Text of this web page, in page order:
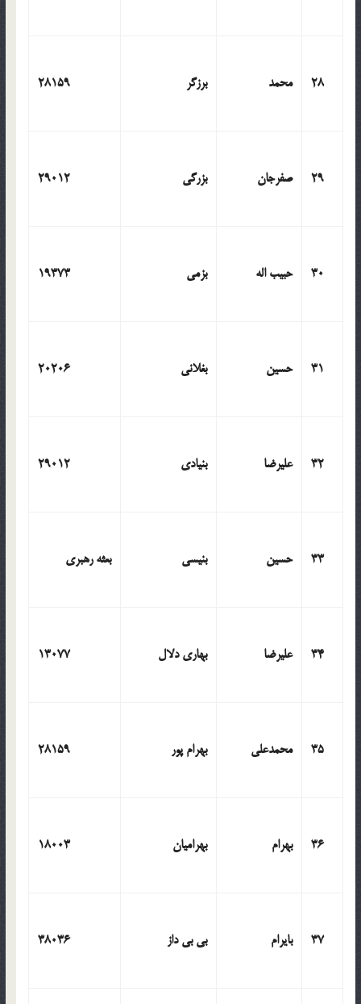
28 محمد برزگر 28159
29 صفرجان بزرگی 29012
30 حبیب اله بزمی 19373
31 حسین بغلانی 20206
32 علیرضا بنیادی 29012
33 حسین بنیسی بعثه رهبری
34 علیرضا بهاری دلال 13077
35 محمدعلی بهرام پور 28159
36 بهرام بهرامیان 18003
37 بایرام بی بی داز 38036